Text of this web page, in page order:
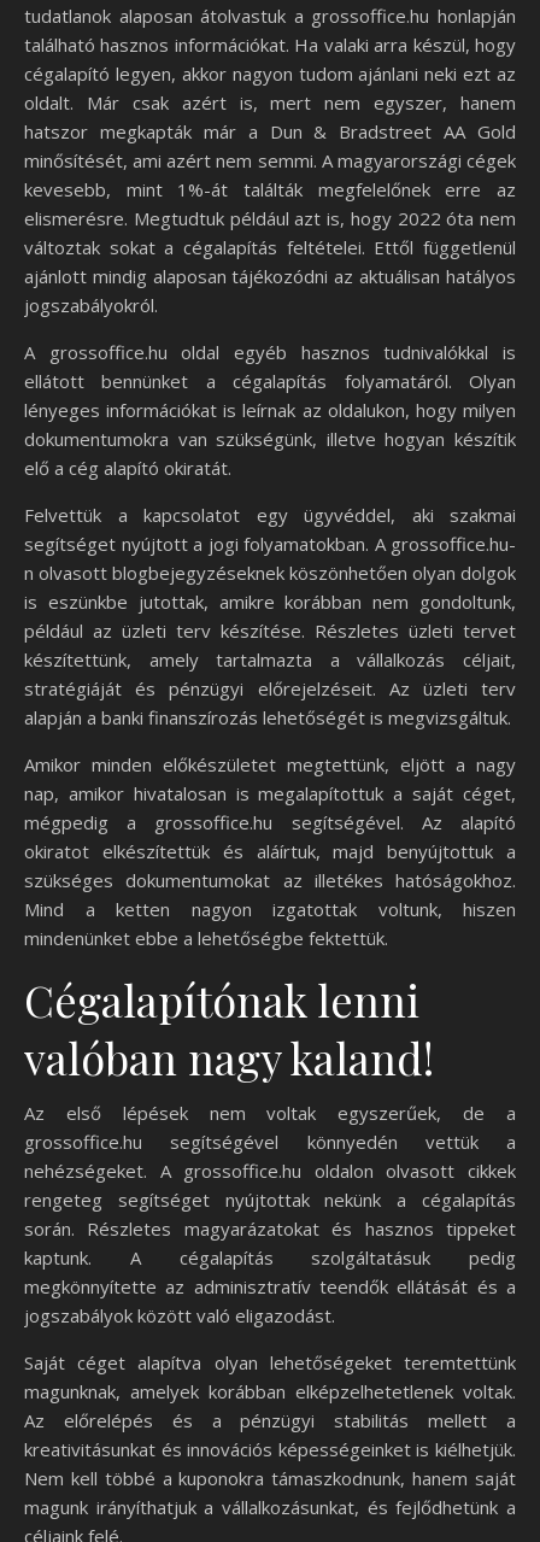
tudatlanok alaposan átolvastuk a grossoffice.hu honlapján
található hasznos információkat. Ha valaki arra készül, hogy
cégalapító legyen, akkor nagyon tudom ajánlani neki ezt az
oldalt. Már csak azért is, mert nem egyszer, hanem
hatszor megkapták már a Dun & Bradstreet AA Gold
minősítését, ami azért nem semmi. A magyarországi cégek
kevesebb, mint 1%-át találták megfelelőnek erre az
elismerésre. Megtudtuk például azt is, hogy 2022 óta nem
változtak sokat a cégalapítás feltételei. Ettől függetlenül
ajánlott mindig alaposan tájékozódni az aktuálisan hatályos
jogszabályokról.
A grossoffice.hu oldal egyéb hasznos tudnivalókkal is
ellátott bennünket a cégalapítás folyamatáról. Olyan
lényeges információkat is leírnak az oldalukon, hogy milyen
dokumentumokra van szükségünk, illetve hogyan készítik
elő a cég alapító okiratát.
Felvettük a kapcsolatot egy ügyvéddel, aki szakmai
segítséget nyújtott a jogi folyamatokban. A grossoffice.hu-
n olvasott blogbejegyzéseknek köszönhetően olyan dolgok
is eszünkbe jutottak, amikre korábban nem gondoltunk,
például az üzleti terv készítése. Részletes üzleti tervet
készítettünk, amely tartalmazta a vállalkozás céljait,
stratégiáját és pénzügyi előrejelzéseit. Az üzleti terv
alapján a banki finanszírozás lehetőségét is megvizsgáltuk.
Amikor minden előkészületet megtettünk, eljött a nagy
nap, amikor hivatalosan is megalapítottuk a saját céget,
mégpedig a grossoffice.hu segítségével. Az alapító
okiratot elkészítettük és aláírtuk, majd benyújtottuk a
szükséges dokumentumokat az illetékes hatóságokhoz.
Mind a ketten nagyon izgatottak voltunk, hiszen
mindenünket ebbe a lehetőségbe fektettük.
Cégalapítónak lenni
valóban nagy kaland!
Az első lépések nem voltak egyszerűek, de a
grossoffice.hu segítségével könnyedén vettük a
nehézségeket. A grossoffice.hu oldalon olvasott cikkek
rengeteg segítséget nyújtottak nekünk a cégalapítás
során. Részletes magyarázatokat és hasznos tippeket
kaptunk. A cégalapítás szolgáltatásuk pedig
megkönnyítette az adminisztratív teendők ellátását és a
jogszabályok között való eligazodást.
Saját céget alapítva olyan lehetőségeket teremtettünk
magunknak, amelyek korábban elképzelhetetlenek voltak.
Az előrelépés és a pénzügyi stabilitás mellett a
kreativitásunkat és innovációs képességeinket is kiélhetjük.
Nem kell többé a kuponokra támaszkodnunk, hanem saját
magunk irányíthatjuk a vállalkozásunkat, és fejlődhetünk a
céljaink felé.